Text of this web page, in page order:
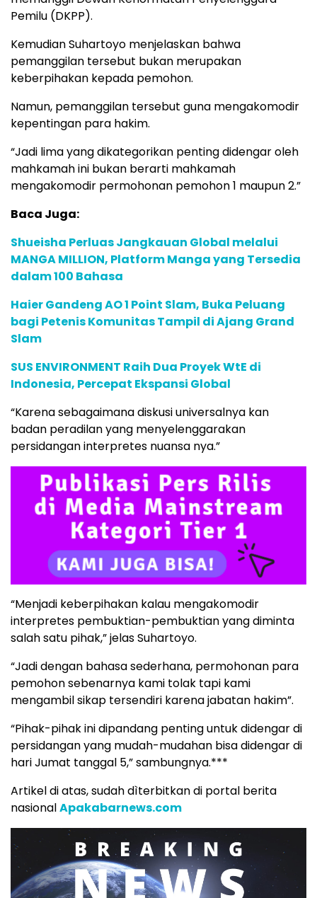
Pemilu (DKPP).
Kemudian Suhartoyo menjelaskan bahwa
pemanggilan tersebut bukan merupakan
keberpihakan kepada pemohon.
Namun, pemanggilan tersebut guna mengakomodir
kepentingan para hakim.
“Jadi lima yang dikategorikan penting didengar oleh
mahkamah ini bukan berarti mahkamah
mengakomodir permohonan pemohon 1 maupun 2.”
Baca Juga:
Shueisha Perluas Jangkauan Global melalui
MANGA MILLION, Platform Manga yang Tersedia
dalam 100 Bahasa
Haier Gandeng AO 1 Point Slam, Buka Peluang
bagi Petenis Komunitas Tampil di Ajang Grand
Slam
SUS ENVIRONMENT Raih Dua Proyek WtE di
Indonesia, Percepat Ekspansi Global
“Karena sebagaimana diskusi universalnya kan
badan peradilan yang menyelenggarakan
persidangan interpretes nuansa nya.”
“Menjadi keberpihakan kalau mengakomodir
interpretes pembuktian-pembuktian yang diminta
salah satu pihak,” jelas Suhartoyo.
“Jadi dengan bahasa sederhana, permohonan para
pemohon sebenarnya kami tolak tapi kami
mengambil sikap tersendiri karena jabatan hakim”.
“Pihak-pihak ini dipandang penting untuk didengar di
persidangan yang mudah-mudahan bisa didengar di
hari Jumat tanggal 5,” sambungnya.***
Artikel di atas, sudah dìterbitkan di portal berita
nasionalApakabarnews.com